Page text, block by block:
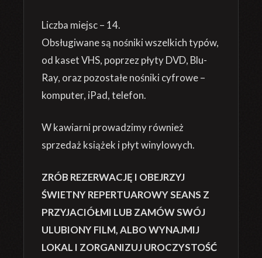
Liczba miejsc – 14.
Obsługiwane są nośniki wszelkich typów,
od kaset VHS, poprzez płyty DVD, Blu-
Ray, oraz pozostałe nośniki cyfrowe –
komputer, iPad, telefon.
W kawiarni prowadzimy również
sprzedaż książek i płyt winylowych.
ZRÓB REZERWACJĘ I OBEJRZYJ
ŚWIETNY REPERTUAROWY SEANS Z
PRZYJACIÓŁMI LUB ZAMÓW SWÓJ
ULUBIONY FILM, ALBO WYNAJMIJ
LOKAL I ZORGANIZUJ UROCZYSTOŚĆ